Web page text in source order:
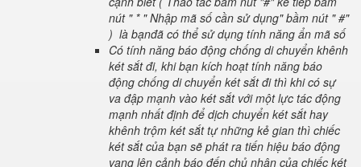
nút " * " Nhập mã số cần sử dụng" bầm nút " #"
) là bạnđã có thể sử dụng tính năng ẩn mã số
Có tính năng báo động chống di chuyển khênh
két sắt đi, khi bạn kích hoạt tính năng báo
động chống di chuyển két sắt đi thì khi có sự
va đập mạnh vào két sắt với một lực tác động
mạnh nhất định để dịch chuyển két sắt hay
khênh trộm két sắt tự những kẻ gian thì chiếc
két sắt của bạn sẽ phát ra tiến hiệu báo động
vang lên cảnh báo đến chủ nhân của chiếc két